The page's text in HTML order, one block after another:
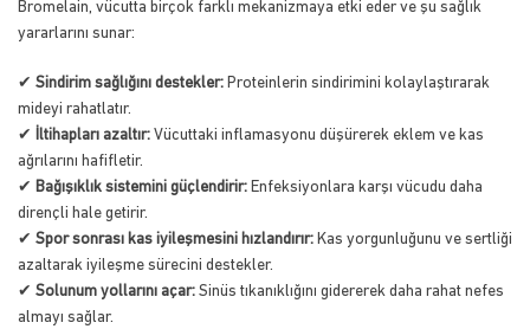
Bromelain, vücutta birçok farklı mekanizmaya etki eder ve şu sağlık
yararlarını sunar:
✔ Sindirim sağlığını destekler: Proteinlerin sindirimini kolaylaştırarak
mideyi rahatlatır.
✔ İltihapları azaltır: Vücuttaki inflamasyonu düşürerek eklem ve kas
ağrılarını hafifletir.
✔ Bağışıklık sistemini güçlendirir: Enfeksiyonlara karşı vücudu daha
dirençli hale getirir.
✔ Spor sonrası kas iyileşmesini hızlandırır: Kas yorgunluğunu ve sertliği
azaltarak iyileşme sürecini destekler.
✔ Solunum yollarını açar: Sinüs tıkanıklığını gidererek daha rahat nefes
almayı sağlar.